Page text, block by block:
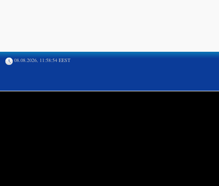
08.08.2026, 11:58:54 EEST